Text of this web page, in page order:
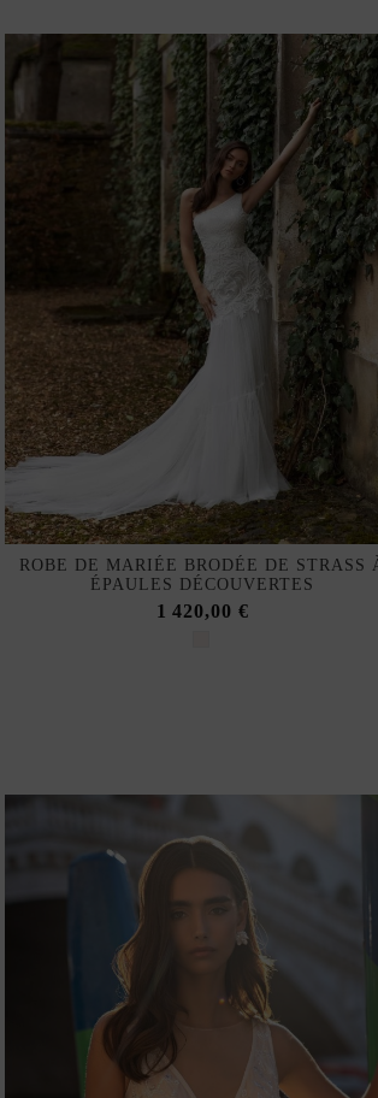
ROBE DE MARIÉE BRODÉE DE STRASS
ÉPAULES DÉCOUVERTES
1 420,00 €